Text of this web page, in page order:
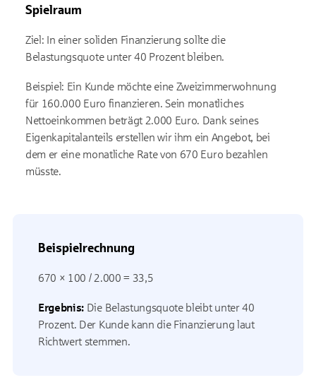
Spielraum
Ziel: In einer soliden Finanzierung sollte die
Belastungsquote unter 40 Prozent bleiben.
Beispiel: Ein Kunde möchte eine Zweizimmerwohnung
für 160.000 Euro finanzieren. Sein monatliches
Nettoeinkommen beträgt 2.000 Euro. Dank seines
Eigenkapitalanteils erstellen wir ihm ein Angebot, bei
dem er eine monatliche Rate von 670 Euro bezahlen
müsste.
Beispielrechnung
670 × 100 / 2.000 = 33,5
Ergebnis: Die Belastungsquote bleibt unter 40
Prozent. Der Kunde kann die Finanzierung laut
Richtwert stemmen.